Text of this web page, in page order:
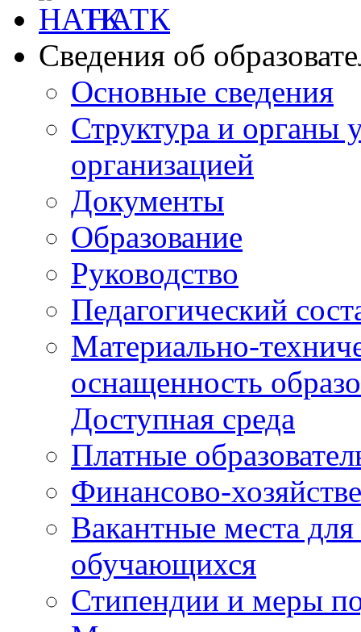
НАТК
Сведения об
Основные сведения
Структура и органы
организацией
Документы
Образование
Руководство
Педагогический
Материально-
оснащенность
Доступная среда
Платные
Финансово-
Вакантные места
обучающихся
Стипендии и меры